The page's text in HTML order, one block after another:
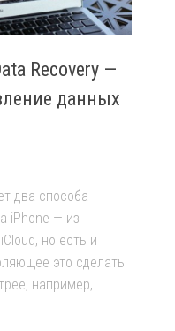
Recovery —
данных
два способа
iPhone — из
но есть и
это сделать
например,